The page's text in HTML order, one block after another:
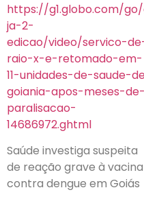
https://g1.globo.com/
ja-2-
edicao/video/servico-
raio-x-e-retomado-em-
11-unidades-de-saude-
goiania-apos-meses-de-
paralisacao-
14686972.ghtml
Saúde investiga suspeita
de reação grave à vacina
contra dengue em Goiás